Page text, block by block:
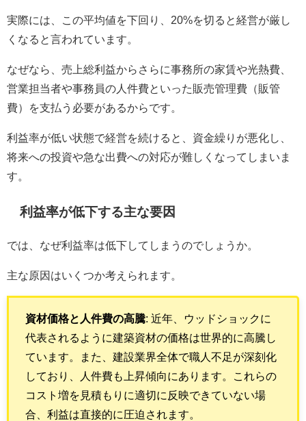
実際には、この平均値を下回り、20%を切ると経営が厳し
くなると言われています。
なぜなら、売上総利益からさらに事務所の家賃や光熱費、
営業担当者や事務員の人件費といった販売管理費（販管
費）を支払う必要があるからです。
利益率が低い状態で経営を続けると、資金繰りが悪化し、
将来への投資や急な出費への対応が難しくなってしまいま
す。
利益率が低下する主な要因
では、なぜ利益率は低下してしまうのでしょうか。
主な原因はいくつか考えられます。
資材価格と人件費の高騰: 近年、ウッドショックに
代表されるように建築資材の価格は世界的に高騰し
ています。また、建設業界全体で職人不足が深刻化
しており、人件費も上昇傾向にあります。これらの
コスト増を見積もりに適切に反映できていない場
合、利益は直接的に圧迫されます。